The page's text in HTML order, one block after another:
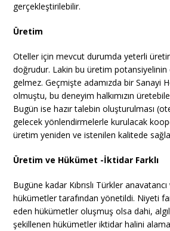
gerçekleştirilebilir.
Üretim
Oteller için mevcut durumda yeterli
doğrudur. Lakin bu üretim potansiyelinin
gelmez. Geçmişte adamızda bir Sanayi
olmuştu, bu deneyim halkımızın
Bugün ise hazır talebin oluşturulması
gelecek yönlendirmelerle kurulacak
üretim yeniden ve istenilen kalitede
Üretim ve Hükümet -İktidar Farklı
Bugüne kadar Kıbrıslı Türkler
hükümetler tarafından yönetildi. Niyeti
eden hükümetler oluşmuş olsa dahi,
şekillenen hükümetler iktidar halini